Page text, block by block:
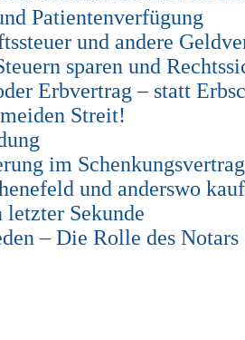
Patientenverfügung
und andere
sparen und
Erbvertrag – statt
Streit!
im Schenkungsvertrag
und anderswo
letzter Sekunde
– Die Rolle des Notars